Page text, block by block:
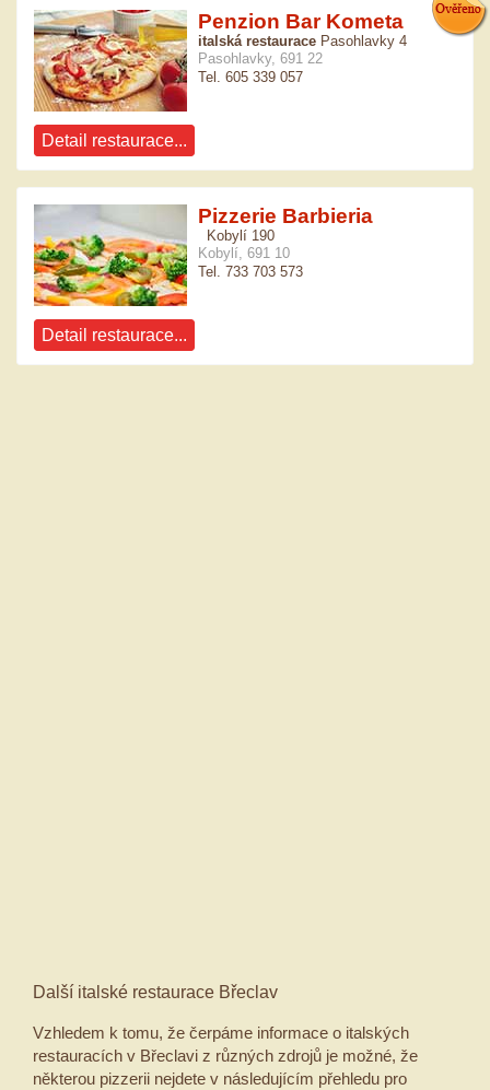
Penzion Bar Kometa
italská restaurace Pasohlavky 4
Pasohlavky, 691 22
Tel. 605 339 057
Detail restaurace...
Pizzerie Barbieria
Kobylí 190
Kobylí, 691 10
Tel. 733 703 573
Detail restaurace...
Další italské restaurace Břeclav
Vzhledem k tomu, že čerpáme informace o italských
restauracích v Břeclavi z různých zdrojů je možné, že
některou pizzerii nejdete v následujícím přehledu pro